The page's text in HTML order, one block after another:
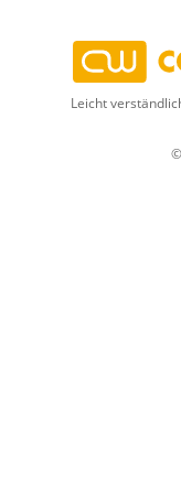
Leicht